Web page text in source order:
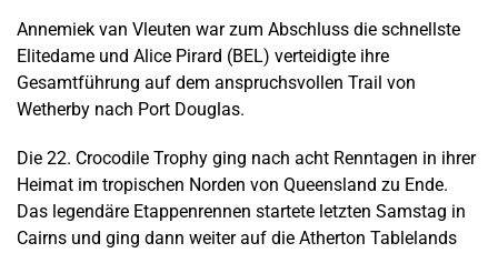
Annemiek van Vleuten war zum Abschluss die schnellste
Elitedame und Alice Pirard (BEL) verteidigte ihre
Gesamtführung auf dem anspruchsvollen Trail von
Wetherby nach Port Douglas.
Die 22. Crocodile Trophy ging nach acht Renntagen in ihrer
Heimat im tropischen Norden von Queensland zu Ende.
Das legendäre Etappenrennen startete letzten Samstag in
Cairns und ging dann weiter auf die Atherton Tablelands